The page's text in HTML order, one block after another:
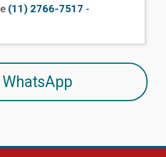
e (11) 2766-7517 -
WhatsApp